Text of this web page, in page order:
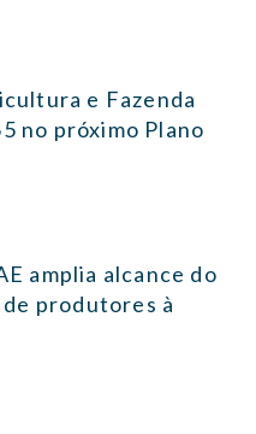
e Fazenda
no próximo Plano
amplia alcance do
produtores à